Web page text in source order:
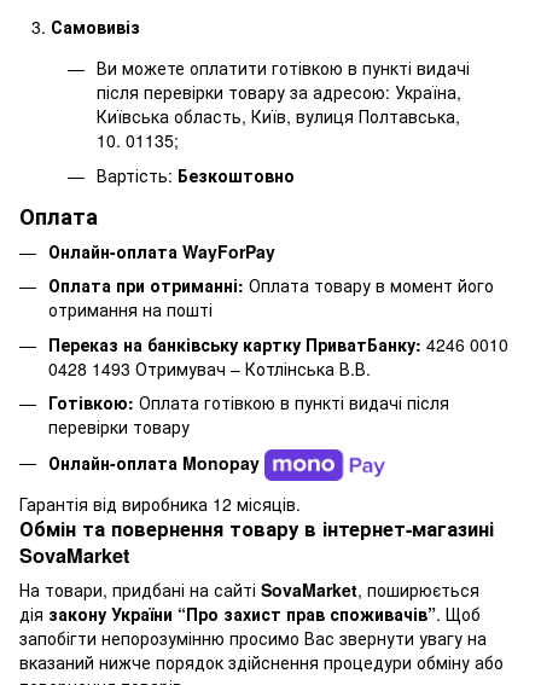
Самовивіз
Ви можете оплатити готівкою в пункті видачі
після перевірки товару за адресою: Україна,
Київська область, Київ, вулиця Полтавська,
10. 01135;
Вартість: Безкоштовно
Оплата
Онлайн-оплата WayForPay
Оплата при отриманні: Оплата товару в момент його
отримання на пошті
Переказ на банківську картку ПриватБанку: 4246 0010
0428 1493 Отримувач – Котлінська В.В.
Готівкою: Оплата готівкою в пункті видачі після
перевірки товару
Онлайн-оплата Monopay
Гарантія від виробника 12 місяців.
Обмін та повернення товару в інтернет-магазині
SovaMarket
На товари, придбані на сайті SovaMarket, поширюється
дія закону України “Про захист прав споживачів”. Щоб
запобігти непорозумінню просимо Вас звернути увагу на
вказаний нижче порядок здійснення процедури обміну або